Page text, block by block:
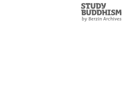
Study
Buddhism